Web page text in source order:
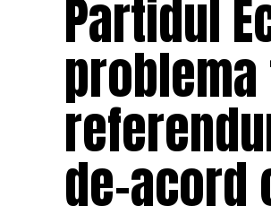
Partidul
de-acord